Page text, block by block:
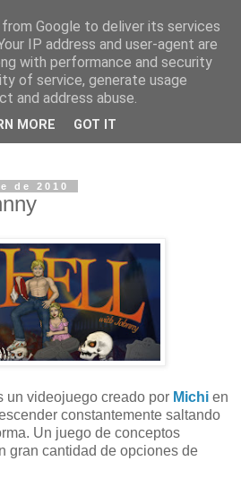
sobre accesibilidad en
de 2010
un videojuego creado por Michi en
constantemente saltando
Un juego de conceptos
gran cantidad de opciones de
Google to deliver its services
IP address and user-agent are
with performance and security
of service, generate usage
and address abuse.
MORE GOT IT